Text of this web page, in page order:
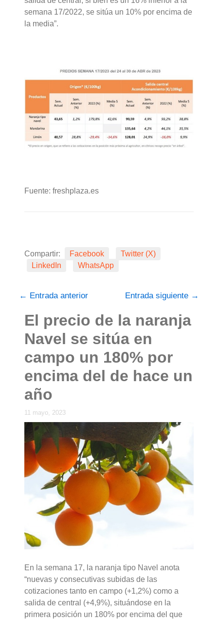
semana 17/2022, se sitúa un 10% por encima de
la media”.
Fuente: freshplaza.es
Compartir: Facebook
Twitter (X)
LinkedIn
WhatsApp
← Entrada anterior Entrada siguiente →
El precio de la naranja
Navel se sitúa en
campo un 180% por
encima del de hace un
año
11 mayo, 2023
En la semana 17, la naranja tipo Navel anota
“nuevas y consecutivas subidas de las
cotizaciones tanto en campo (+1,2%) como a
salida de central (+4,9%), situándose en la
primera posición un 180% por encima del que